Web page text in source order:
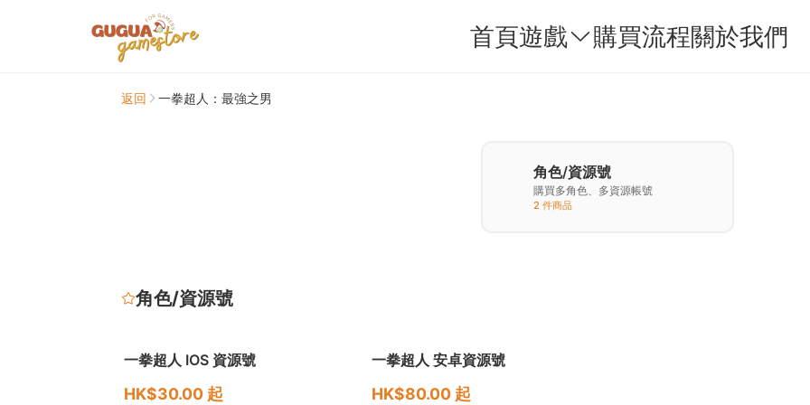
首頁遊戲 購買流程關於我們
返回 一拳超人：最強之男
角色/資源號
購買多角色、多資源帳號
2 件商品
角色/資源號
🔥 熱銷
一拳超人 IOS 資源號
HK$30.00 起
一拳超人 安卓資源號
HK$80.00 起